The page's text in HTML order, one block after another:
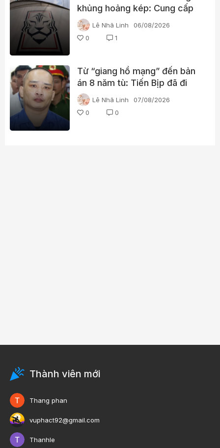
khủng hoảng kép: Cung cấp
gái gọi cho trọng tài, cảnh sát
đột kích trụ sở
Lê Nhã Linh
06/08/2026
0
1
Từ “giang hồ mạng” đến bản
án 8 năm tù: Tiến Bịp đã đi
qua những gì?
Lê Nhã Linh
07/08/2026
0
0
Thành viên mới
Thang phan
vuphact92@gmail.com
Thanhle